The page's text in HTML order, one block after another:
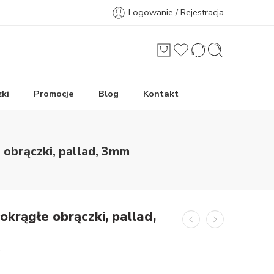
Logowanie / Rejestracja
Promocje Blog Kontakt
obrączki, pallad, 3mm
obrączki, pallad,